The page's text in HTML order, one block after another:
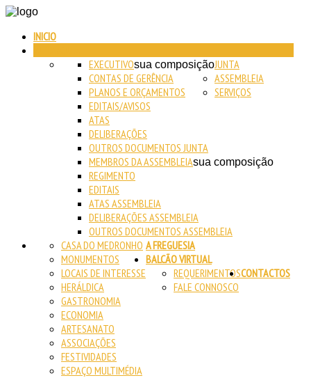
INICIO
JUNTA
EXECUTIVOsua composição
CONTAS DE GERÊNCIA
PLANOS E ORÇAMENTOS
EDITAIS/AVISOS
ATAS
DELIBERAÇÕES
OUTROS DOCUMENTOS JUNTA
ASSEMBLEIA
MEMBROS DA ASSEMBLEIAsua composição
REGIMENTO
EDITAIS
ATAS ASSEMBLEIA
DELIBERAÇÕES ASSEMBLEIA
OUTROS DOCUMENTOS ASSEMBLEIA
SERVIÇOS
A FREGUESIA
CASA DO MEDRONHO
MONUMENTOS
LOCAIS DE INTERESSE
HERÁLDICA
GASTRONOMIA
ECONOMIA
ARTESANATO
ASSOCIAÇÕES
FESTIVIDADES
ESPAÇO MULTIMÉDIA
BALCÃO VIRTUAL
REQUERIMENTOS
FALE CONNOSCO
CONTACTOS